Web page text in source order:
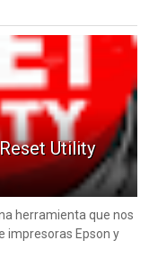
Utility
herramienta que nos
impresoras Epson y